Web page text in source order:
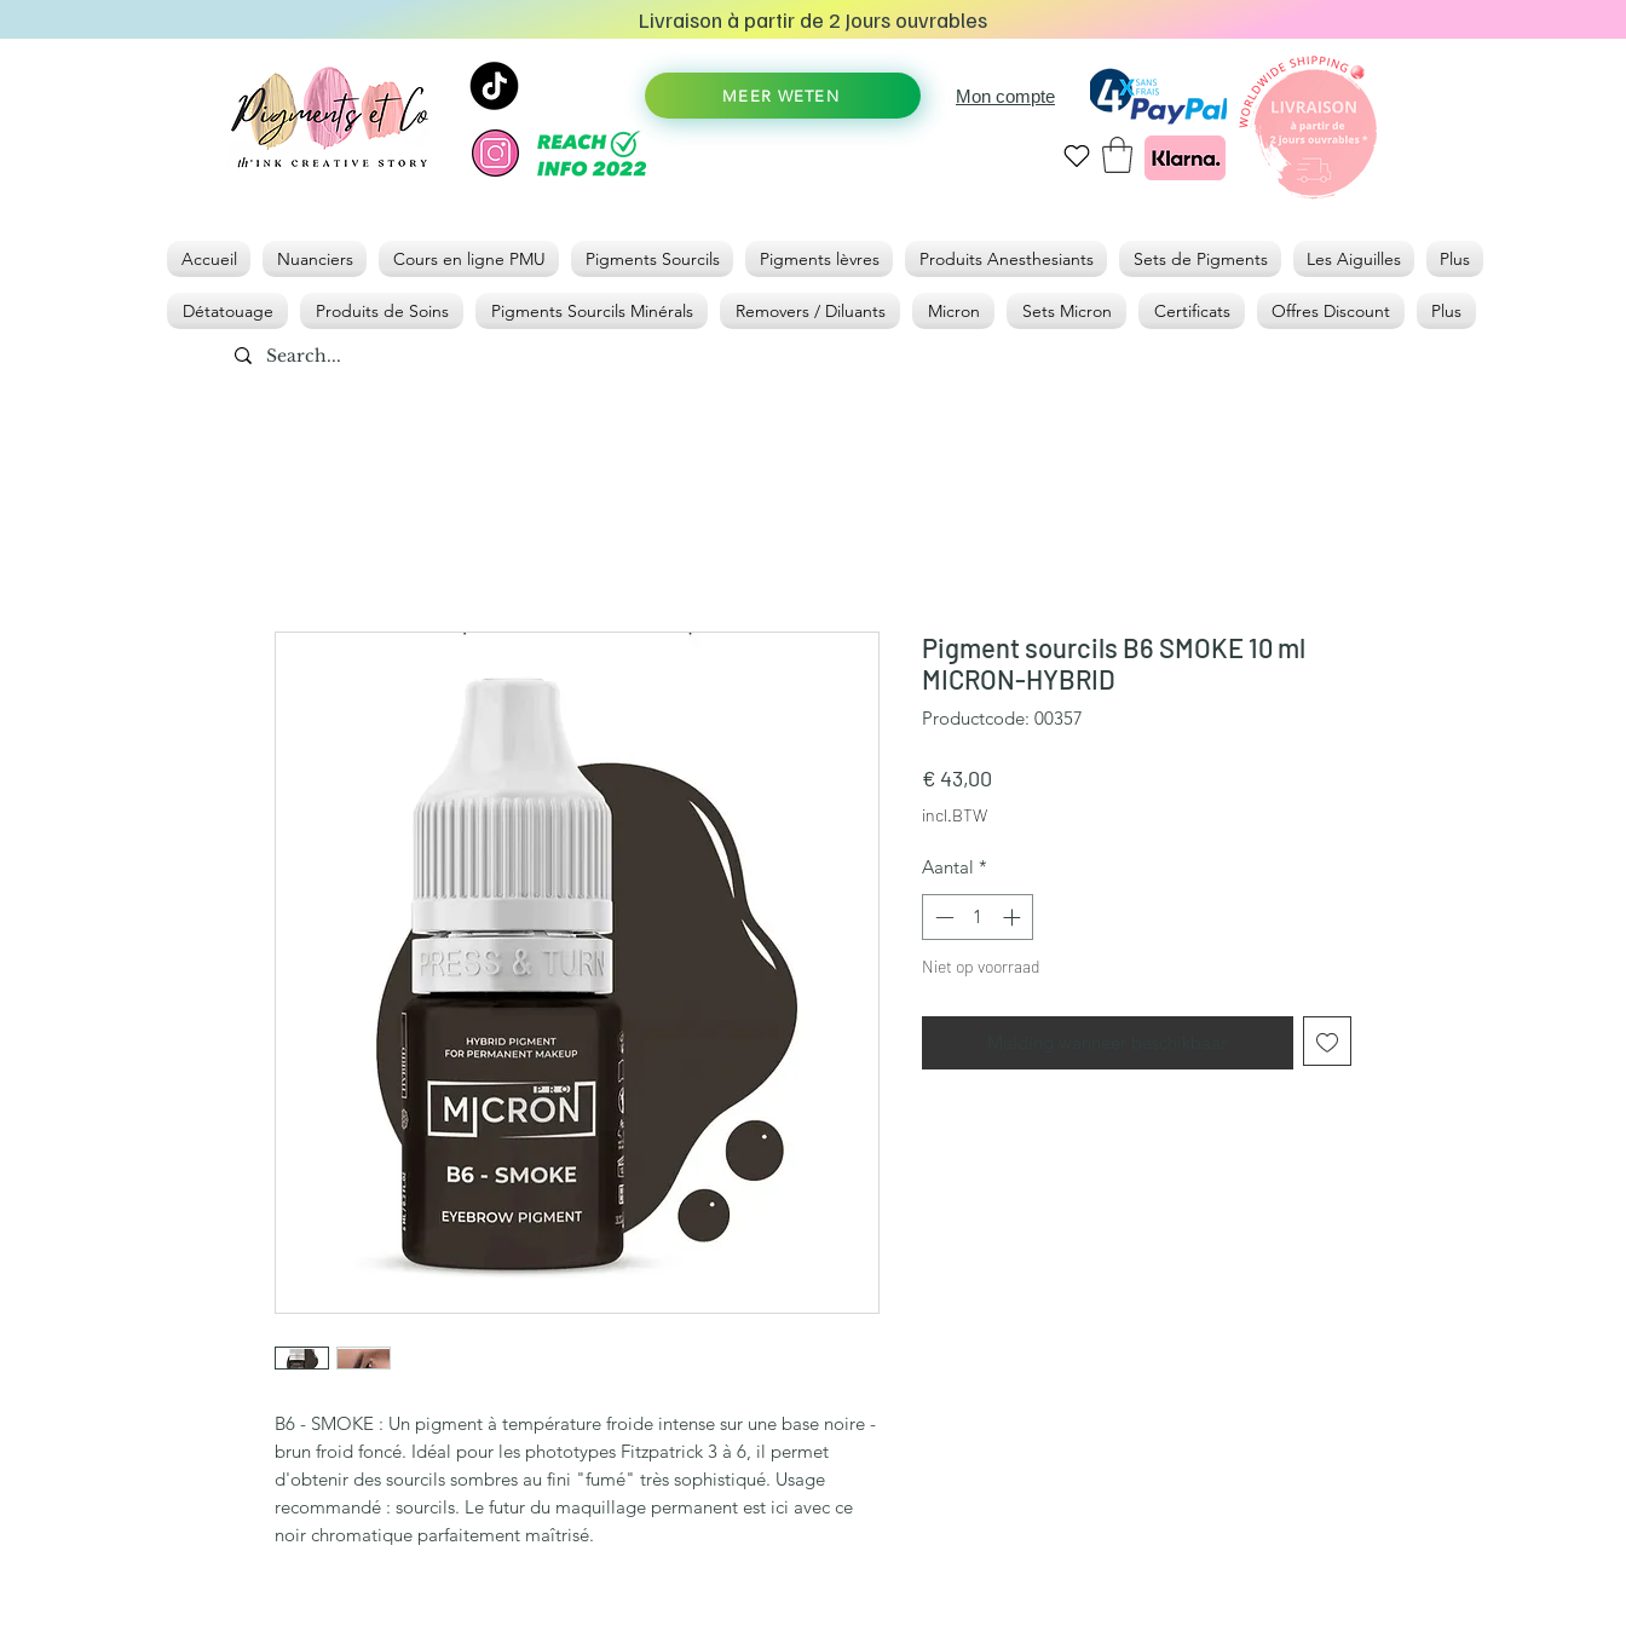
MEER WETEN Mon compte
Accueil Nuanciers Cours en ligne PMU Pigments Sourcils Pigments lèvres Produits Anesthesiants Sets de Pigments Les Aiguilles Plus
Détatouage Produits de Soins Pigments Sourcils Minérals Removers / Diluants Micron Sets Micron Certificats Offres Discount Plus
Livraison à partir de 2 Jours ouvrables
B6 - SMOKE : Un pigment à température froide intense sur une base noire -
brun froid foncé. Idéal pour les phototypes Fitzpatrick 3 à 6, il permet
d'obtenir des sourcils sombres au fini "fumé" très sophistiqué. Usage
recommandé : sourcils. Le futur du maquillage permanent est ici avec ce
noir chromatique parfaitement maîtrisé.
Pigment sourcils B6 SMOKE 10 ml
MICRON-HYBRID
Productcode: 00357
€ 43,00
incl.BTW
Aantal *
Niet op voorraad